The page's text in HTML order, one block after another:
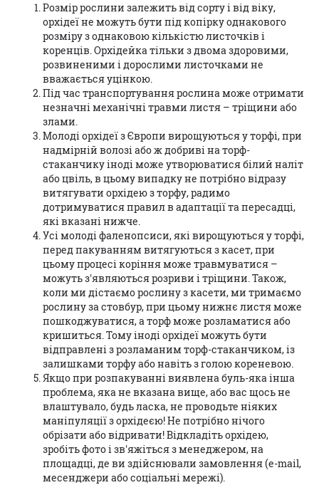
Розмір рослини залежить від сорту і від віку,
орхідеї не можуть бути під копірку однакового
розміру з однаковою кількістю листочків і
коренців. Орхідейка тільки з двома здоровими,
розвиненими і дорослими листочками не
вважається уцінкою.
Під час транспортування рослина може отримати
незначні механічні травми листя – тріщини або
злами.
Молоді орхідеї з Європи вирощуються у торфі, при
надмірній волозі або ж добриві на торф-
стаканчику іноді може утворюватися білий наліт
або цвіль, в цьому випадку не потрібно відразу
витягувати орхідею з торфу, радимо
дотримуватися правил в адаптації та пересадці,
які вказані нижче.
Усi молоді фаленопсиси, які вирощуються у торфі,
перед пакуванням витягуються з касет, при
цьому процесі коріння може травмуватися –
можуть з'являються розриви і тріщини. Також,
коли ми дістаємо рослину з касети, ми тримаємо
рослину за стовбур, при цьому нижнє листя може
пошкоджуватися, а торф може розламатися або
кришиться. Тому іноді орхідеї можуть бути
відправлені з розламаним торф-стаканчиком, із
залишками торфу або навіть з голою кореневою.
Якщо при розпакуванні виявлена буль-яка інша
проблема, яка не вказана вище, або вас щось не
влаштувало, будь ласка, не проводьте ніяких
маніпуляції з орхідеєю! Не потрібно нічого
обрізати або відривати! Відкладіть орхідею,
зробіть фото і зв'яжіться з менеджером, на
площадці, де ви здійснювали замовлення (e-mail,
месенджери або соціальні мережі).